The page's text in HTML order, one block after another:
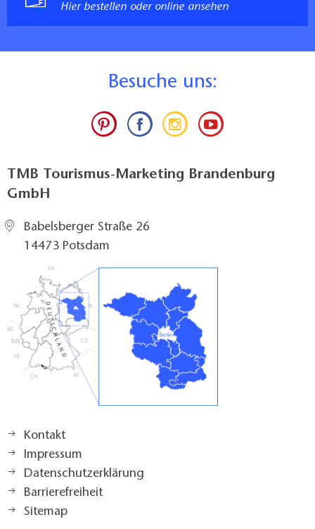
Hier bestellen oder online ansehen
Besuche uns:
TMB Tourismus-Marketing Brandenburg
GmbH
Babelsberger Straße 26
14473 Potsdam
Kontakt
Impressum
Datenschutzerklärung
Barrierefreiheit
Sitemap